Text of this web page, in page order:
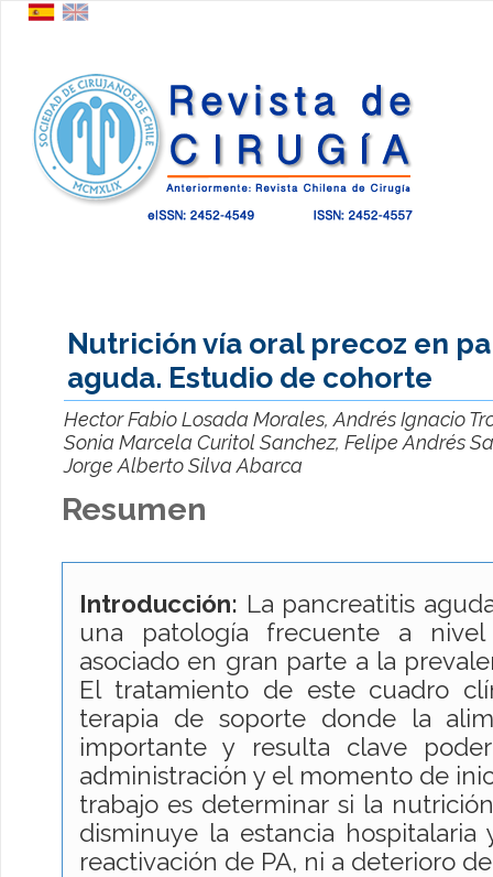
Nutrición vía oral precoz en
aguda. Estudio de cohorte
Hector Fabio Losada Morales, Andrés Ignacio
Sonia Marcela Curitol Sanchez, Felipe Andrés
Jorge Alberto Silva Abarca
Resumen
Introducción: La pancreatitis
una patología frecuente a
asociado en gran parte a la
El tratamiento de este cuadro
terapia de soporte donde la
importante y resulta clave
administración y el momento de
trabajo es determinar si la
disminuye la estancia
reactivación de PA, ni a deterioro